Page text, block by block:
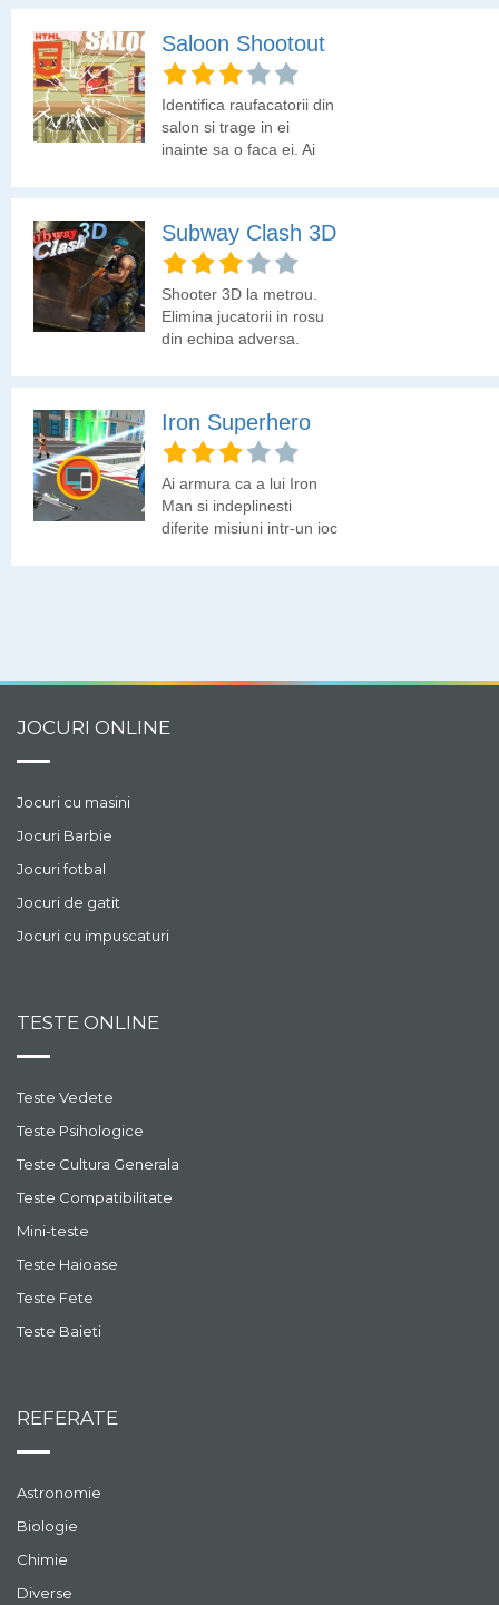
Saloon Shootout
Identifica raufacatorii din
salon si trage in ei
inainte sa o faca ei. Ai
Subway Clash 3D
Shooter 3D la metrou.
Elimina jucatorii in rosu
din echipa adversa.
Iron Superhero
Ai armura ca a lui Iron
Man si indeplinesti
diferite misiuni intr-un joc
JOCURI ONLINE
Jocuri cu masini
Jocuri Barbie
Jocuri fotbal
Jocuri de gatit
Jocuri cu impuscaturi
TESTE ONLINE
Teste Vedete
Teste Psihologice
Teste Cultura Generala
Teste Compatibilitate
Mini-teste
Teste Haioase
Teste Fete
Teste Baieti
REFERATE
Astronomie
Biologie
Chimie
Diverse